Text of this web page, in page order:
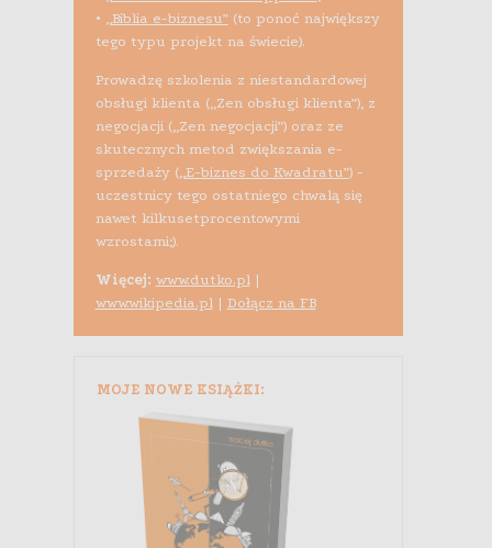
• „Biblia e-biznesu”(to ponoć największy
tego typu projekt na świecie).
Prowadzę szkolenia z niestandardowej
obsługi klienta („Zen obsługi klienta”), z
negocjacji („Zen negocjacji”) oraz ze
skutecznych metod zwiększania e-
sprzedaży („E-biznes do Kwadratu”) -
uczestnicy tego ostatniego chwalą się
nawet kilkusetprocentowymi
wzrostami;).
Więcej: www.dutko.pl|
www.wikipedia.pl| Dołącz na FB
MOJE NOWE KSIĄŻKI: